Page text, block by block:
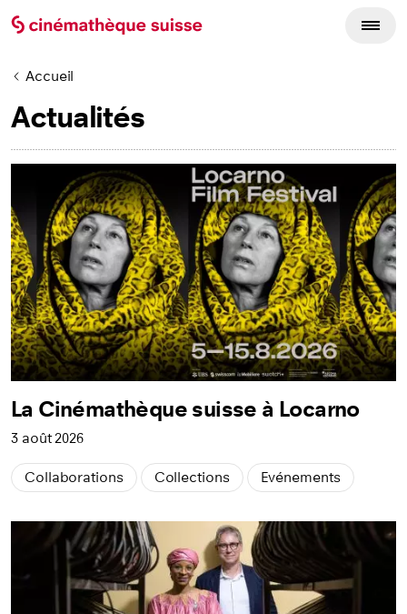
Accueil
Actualités
La Cinémathèque suisse à Locarno
3 août 2026
Collaborations Collections Evénements